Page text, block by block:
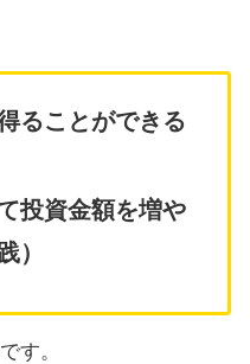
ることができる
投資金額を増や
）
す。